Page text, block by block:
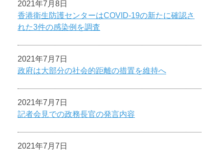
2021年7月8日
香港衛生防護センターはCOVID-19の新たに確認さ
れた3件の感染例を調査
2021年7月7日
政府は大部分の社会的距離の措置を維持へ
2021年7月7日
記者会見での政務長官の発言内容
2021年7月7日